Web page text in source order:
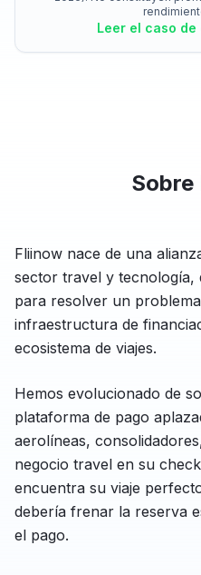
Leer el caso
Sobre
Fliinow nace de una
sector travel y tecnología,
para resolver un
infraestructura de
ecosistema de viajes.
Hemos evolucionado de
plataforma de pago
aerolíneas,
negocio travel en su
encuentra su viaje
debería frenar la reserva
el pago.